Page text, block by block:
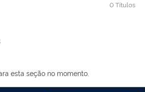
0 Títulos
esta seção no momento.